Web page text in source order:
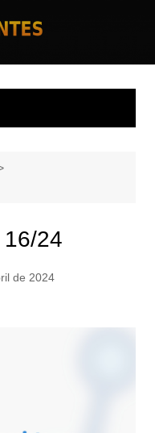
24
de 2024